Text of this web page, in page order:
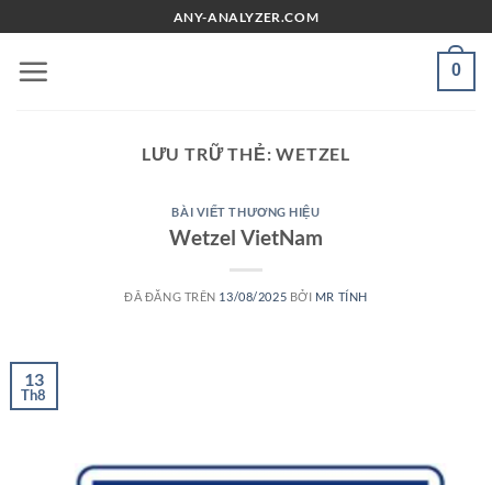
đến
nội
ANY-ANALYZER.COM
0
LƯU TRỮ THẺ:WETZEL
BÀI VIẾT THƯƠNG HIỆU
Wetzel VietNam
ĐÃ ĐĂNG TRÊN 13/08/2025 BỞI MR TÍNH
13
Th8